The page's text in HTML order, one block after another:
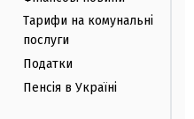
Тарифи на комунальні
послуги
Податки
Пенсія в Україні